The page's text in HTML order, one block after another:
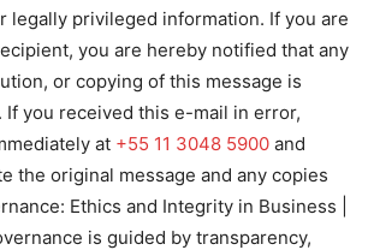
legally privileged information. If you are
you are hereby notified that any
or copying of this message is
you received this e-mail in error,
at +55 11 3048 5900 and
the original message and any copies
Ethics and Integrity in Business |
is guided by transparency,